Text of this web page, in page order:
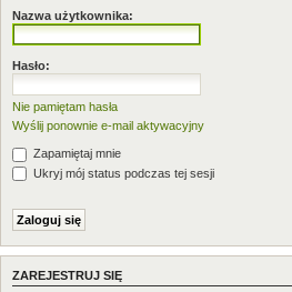
Nazwa użytkownika:
Hasło:
Nie pamiętam hasła
Wyślij ponownie e-mail aktywacyjny
Zapamiętaj mnie
Ukryj mój status podczas tej sesji
ZAREJESTRUJ SIĘ